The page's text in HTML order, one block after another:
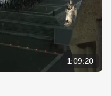
1:09:20